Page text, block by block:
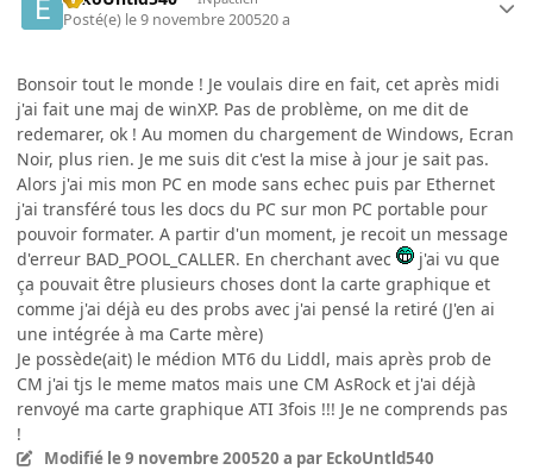
Posté(e) le 9 novembre 200520 a
Bonsoir tout le monde ! Je voulais dire en fait, cet après midi
j'ai fait une maj de winXP. Pas de problème, on me dit de
redemarer, ok ! Au momen du chargement de Windows, Ecran
Noir, plus rien. Je me suis dit c'est la mise à jour je sait pas.
Alors j'ai mis mon PC en mode sans echec puis par Ethernet
j'ai transféré tous les docs du PC sur mon PC portable pour
pouvoir formater. A partir d'un moment, je recoit un message
d'erreur BAD_POOL_CALLER. En cherchant avec
j'ai vu que
ça pouvait être plusieurs choses dont la carte graphique et
comme j'ai déjà eu des probs avec j'ai pensé la retiré (J'en ai
une intégrée à ma Carte mère)
Je possède(ait) le médion MT6 du Liddl, mais après prob de
CM j'ai tjs le meme matos mais une CM AsRock et j'ai déjà
renvoyé ma carte graphique ATI 3fois !!! Je ne comprends pas
!
Modifié le 9 novembre 200520 a par EckoUntld540